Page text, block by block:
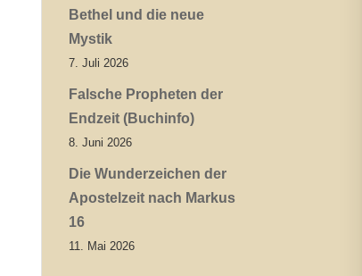
Bethel und die neue
Mystik
7. Juli 2026
Falsche Propheten der
Endzeit (Buchinfo)
8. Juni 2026
Die Wunderzeichen der
Apostelzeit nach Markus
16
11. Mai 2026